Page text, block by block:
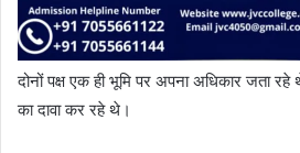
दोनों पक्ष एक ही भूमि पर अपना अधिकार जता
का दावा कर रहे थे।